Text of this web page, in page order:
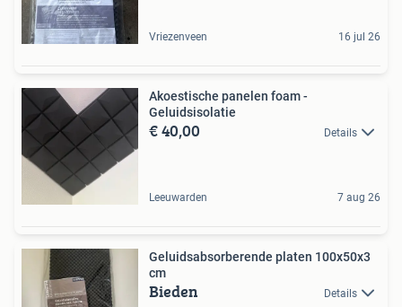
Vriezenveen 16 jul 26
Akoestische panelen foam -
Geluidsisolatie
€ 40,00 Details
Leeuwarden 7 aug 26
Geluidsabsorberende platen 100x50x3
cm
Bieden Details